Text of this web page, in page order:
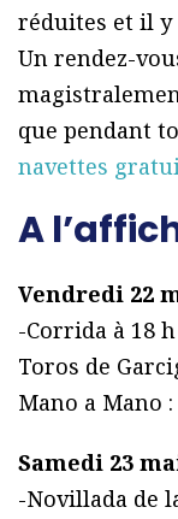
réduites et il y
Un rendez-
que pendant
navettes
A
Vendredi 22
-Corrida à 18 h
Toros de
Mano a Mano
Samedi 23
-Novillada de